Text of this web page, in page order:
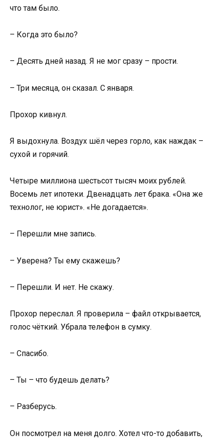
что там было.
– Когда это было?
– Десять дней назад. Я не мог сразу – прости.
– Три месяца, он сказал. С января.
Прохор кивнул.
Я выдохнула. Воздух шёл через горло, как наждак –
сухой и горячий.
Четыре миллиона шестьсот тысяч моих рублей.
Восемь лет ипотеки. Двенадцать лет брака. «Она же
технолог, не юрист». «Не догадается».
– Перешли мне запись.
– Уверена? Ты ему скажешь?
– Перешли. И нет. Не скажу.
Прохор переслал. Я проверила – файл открывается,
голос чёткий. Убрала телефон в сумку.
– Спасибо.
– Ты – что будешь делать?
– Разберусь.
Он посмотрел на меня долго. Хотел что-то добавить,